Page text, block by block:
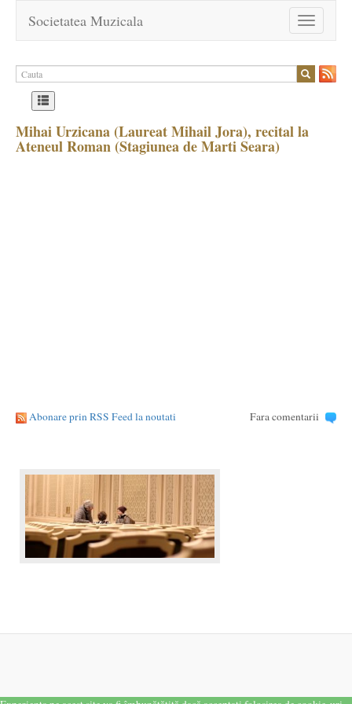
Toggle
navigation
Societatea Muzicala
Mihai Urzicana (Laureat Mihail Jora), recital la
Ateneul Roman (Stagiunea de Marti Seara)
Abonare prin RSS Feed la noutati Fara comentarii